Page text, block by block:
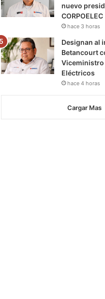
nuevo
CORPOELEC
hace 3 horas
Designan al
Betancourt
Viceministro
Eléctricos
hace 4 horas
Cargar Mas